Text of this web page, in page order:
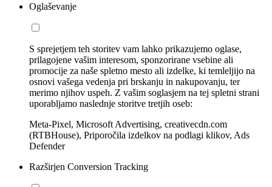
Oglaševanje
S sprejetjem teh storitev vam lahko prikazujemo oglase,
prilagojene vašim interesom, sponzorirane vsebine ali
promocije za naše spletno mesto ali izdelke, ki temleljijo na
osnovi vašega vedenja pri brskanju in nakupovanju, ter
merimo njihov uspeh. Z vašim soglasjem na tej spletni strani
uporabljamo naslednje storitve tretjih oseb:
Meta-Pixel, Microsoft Advertising, creativecdn.com
(RTBHouse), Priporočila izdelkov na podlagi klikov, Ads
Defender
Razširjen Conversion Tracking